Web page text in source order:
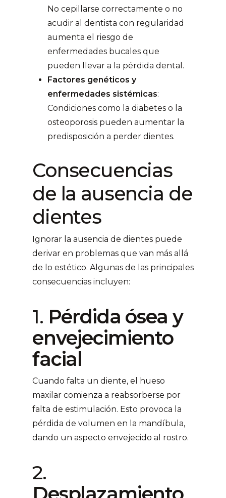
No cepillarse correctamente o no
acudir al dentista con regularidad
aumenta el riesgo de
enfermedades bucales que
pueden llevar a la pérdida dental.
Factores genéticos y
enfermedades sistémicas:
Condiciones como la diabetes o la
osteoporosis pueden aumentar la
predisposición a perder dientes.
Consecuencias
de la ausencia de
dientes
Ignorar la ausencia de dientes puede
derivar en problemas que van más allá
de lo estético. Algunas de las principales
consecuencias incluyen:
1. Pérdida ósea y
envejecimiento
facial
Cuando falta un diente, el hueso
maxilar comienza a reabsorberse por
falta de estimulación. Esto provoca la
pérdida de volumen en la mandíbula,
dando un aspecto envejecido al rostro.
2.